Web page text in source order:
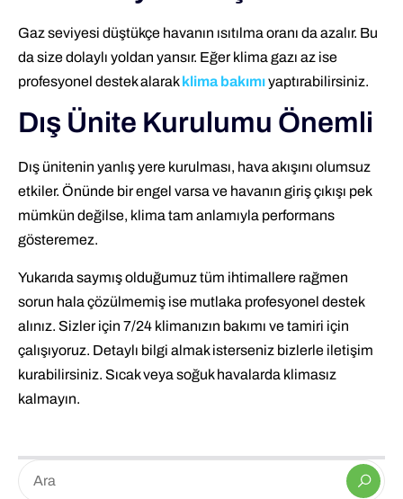
Gaz seviyesi düştükçe havanın ısıtılma oranı da azalır. Bu
da size dolaylı yoldan yansır. Eğer klima gazı az ise
profesyonel destek alarakklima bakımıyaptırabilirsiniz.
Dış Ünite Kurulumu Önemli
Dış ünitenin yanlış yere kurulması, hava akışını olumsuz
etkiler. Önünde bir engel varsa ve havanın giriş çıkışı pek
mümkün değilse, klima tam anlamıyla performans
gösteremez.
Yukarıda saymış olduğumuz tüm ihtimallere rağmen
sorun hala çözülmemiş ise mutlaka profesyonel destek
alınız. Sizler için 7/24 klimanızın bakımı ve tamiri için
çalışıyoruz. Detaylı bilgi almak isterseniz bizlerle iletişim
kurabilirsiniz. Sıcak veya soğuk havalarda klimasız
kalmayın.